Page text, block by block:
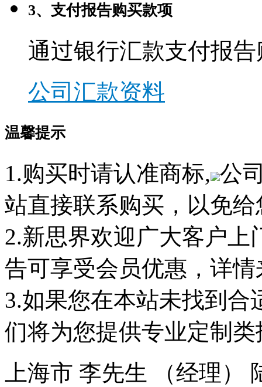
3、支付报告购买款项
通过银行汇款支付报
公司汇款资料
温馨提示
1.购买时请认准商标, 公
站直接联系购买，以免
2.新思界欢迎广大客户
告可享受会员优惠，详
3.如果您在本站未找到
们将为您提供专业定制类
上海市 李先生 （经理）